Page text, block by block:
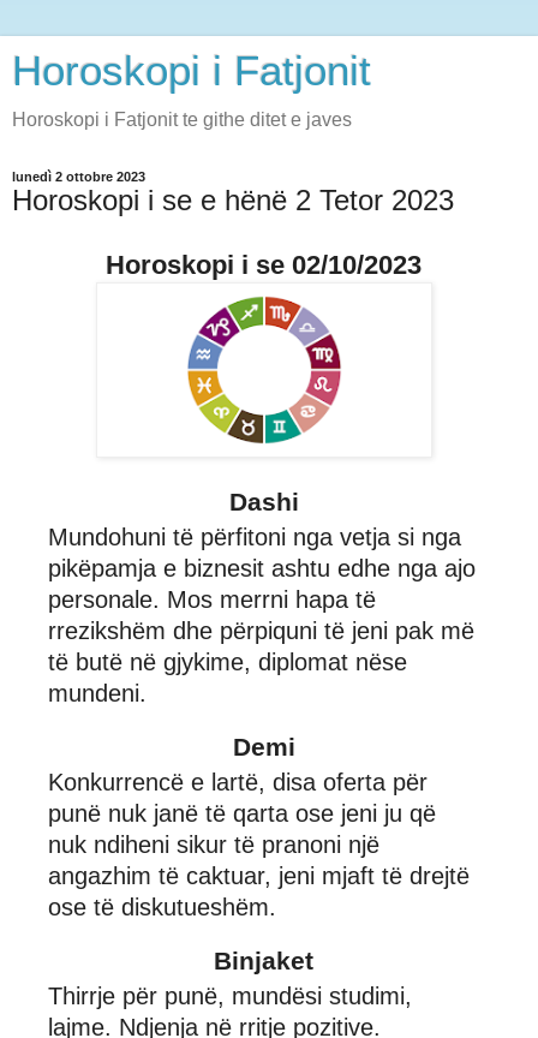
Horoskopi i Fatjonit
Horoskopi i Fatjonit te githe ditet e javes
lunedì 2 ottobre 2023
Horoskopi i se e hënë 2 Tetor 2023
Horoskopi i se 02/10/2023
Dashi
Mundohuni të përfitoni nga vetja si nga
pikëpamja e biznesit ashtu edhe nga ajo
personale. Mos merrni hapa të
rrezikshëm dhe përpiquni të jeni pak më
të butë në gjykime, diplomat nëse
mundeni.
Demi
Konkurrencë e lartë, disa oferta për
punë nuk janë të qarta ose jeni ju që
nuk ndiheni sikur të pranoni një
angazhim të caktuar, jeni mjaft të drejtë
ose të diskutueshëm.
Binjaket
Thirrje për punë, mundësi studimi,
lajme. Ndjenja në rritje pozitive.